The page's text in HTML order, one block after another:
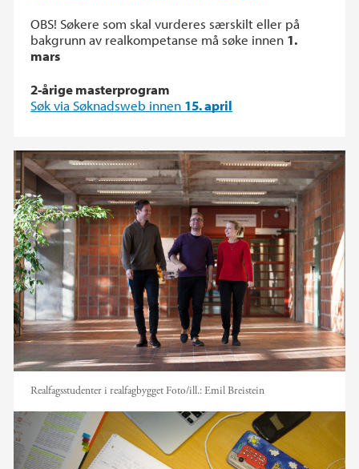
OBS! Søkere som skal vurderes særskilt eller på
bakgrunn av realkompetanse må søke innen 1.
mars
2-årige masterprogram
Søk via Søknadsweb innen 15. april
Realfagsstudenter i realfagbygget Foto/ill.:Emil Breistein